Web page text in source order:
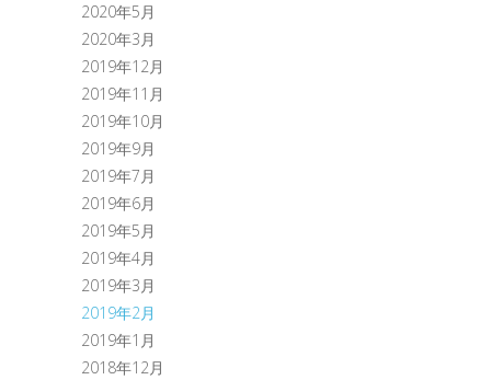
2020年5月
2020年3月
2019年12月
2019年11月
2019年10月
2019年9月
2019年7月
2019年6月
2019年5月
2019年4月
2019年3月
2019年2月
2019年1月
2018年12月